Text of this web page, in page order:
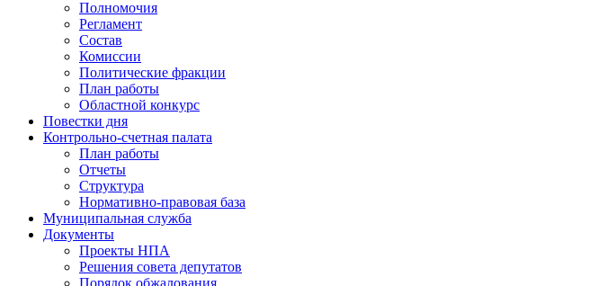
Полномочия
Регламент
Состав
Комиссии
Политические фракции
План работы
Областной конкурс
Повестки дня
Контрольно-счетная палата
План работы
Отчеты
Структура
Нормативно-правовая база
Муниципальная служба
Документы
Проекты НПА
Решения совета депутатов